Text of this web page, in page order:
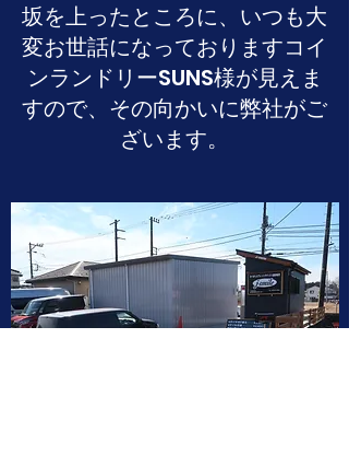
​坂を上ったところに、いつも大
変お世話になっておりますコイ
ンランドリーSUNS様が見えま
すので、その向かいに弊社がご
ざいます。